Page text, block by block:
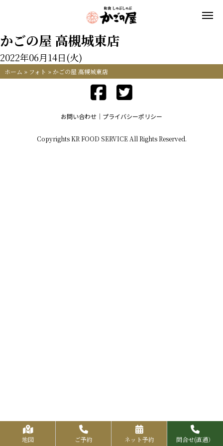
かごの屋 高槻城東店
2022年06月14日(火)
ホーム » フォト » かごの屋 高槻城東店
お問い合わせ プライバシーポリシー
Copyrights KR FOOD SERVICE All Rights Reserved.
地図 ご予約 ネット予約 問合せ(直通）